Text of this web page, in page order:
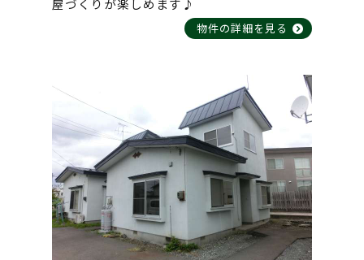
2026-03-28
フリーダムスペースB棟 203号室
2026-03-26
サン・フレッシュ 101号室
物件の詳細を見る